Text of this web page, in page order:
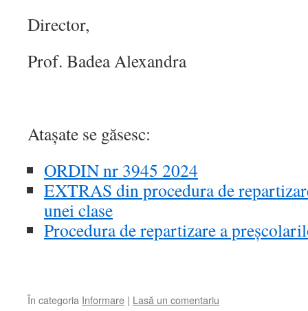
Director,
Prof. Badea Alexandra
Atașate se găsesc:
ORDIN nr 3945 2024
EXTRAS din procedura de
unei clase
Procedura de repartizare a
În categoria Informare | Lasă un comentariu